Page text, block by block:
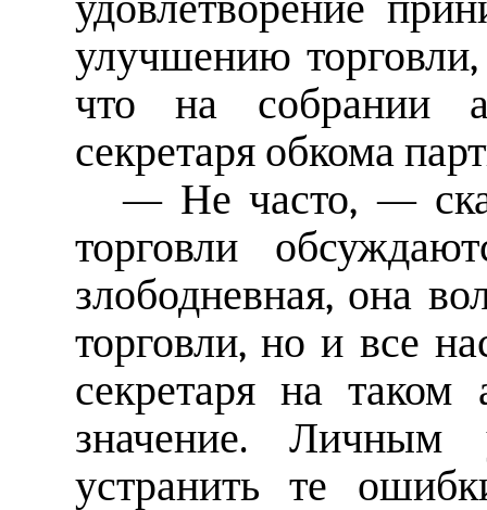
улучшению
что на собрании
секретаря обкома
— Не часто, —
торговли
злободневная, она
торговли, но и все
секретаря на
значение.
устранить те